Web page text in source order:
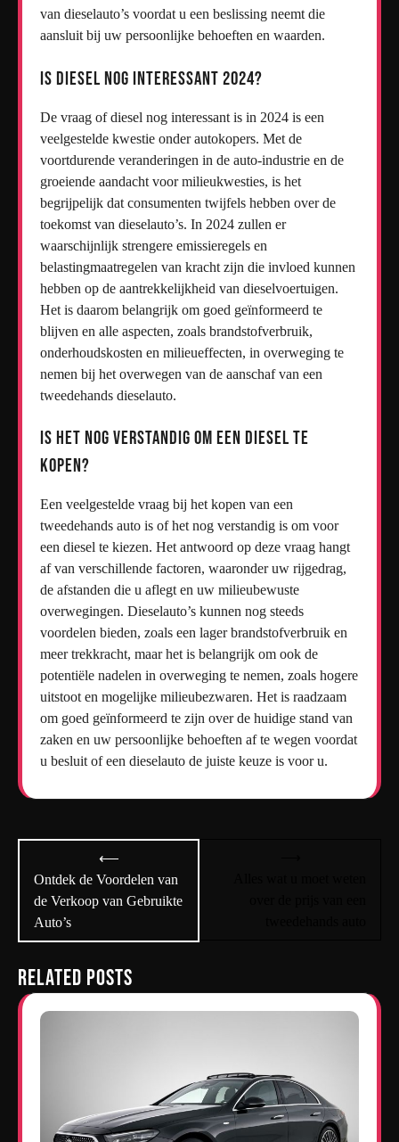
van dieselauto’s voordat u een beslissing neemt die
aansluit bij uw persoonlijke behoeften en waarden.
Is diesel nog interessant 2024?
De vraag of diesel nog interessant is in 2024 is een
veelgestelde kwestie onder autokopers. Met de
voortdurende veranderingen in de auto-industrie en de
groeiende aandacht voor milieukwesties, is het
begrijpelijk dat consumenten twijfels hebben over de
toekomst van dieselauto’s. In 2024 zullen er
waarschijnlijk strengere emissieregels en
belastingmaatregelen van kracht zijn die invloed kunnen
hebben op de aantrekkelijkheid van dieselvoertuigen.
Het is daarom belangrijk om goed geïnformeerd te
blijven en alle aspecten, zoals brandstofverbruik,
onderhoudskosten en milieueffecten, in overweging te
nemen bij het overwegen van de aanschaf van een
tweedehands dieselauto.
Is het nog verstandig om een diesel te
kopen?
Een veelgestelde vraag bij het kopen van een
tweedehands auto is of het nog verstandig is om voor
een diesel te kiezen. Het antwoord op deze vraag hangt
af van verschillende factoren, waaronder uw rijgedrag,
de afstanden die u aflegt en uw milieubewuste
overwegingen. Dieselauto’s kunnen nog steeds
voordelen bieden, zoals een lager brandstofverbruik en
meer trekkracht, maar het is belangrijk om ook de
potentiële nadelen in overweging te nemen, zoals hogere
uitstoot en mogelijke milieubezwaren. Het is raadzaam
om goed geïnformeerd te zijn over de huidige stand van
zaken en uw persoonlijke behoeften af te wegen voordat
u besluit of een dieselauto de juiste keuze is voor u.
navigatie
⟵
Ontdek de Voordelen van
de Verkoop van Gebruikte
Auto’s
Related Posts